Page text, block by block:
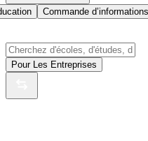
Commande d’informations
Pour Les Entreprises